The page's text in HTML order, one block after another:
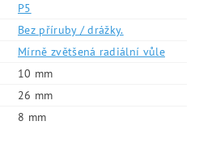
P5
Bez příruby / drážky.
Mírně zvětšená radiální vůle
10 mm
26 mm
8 mm